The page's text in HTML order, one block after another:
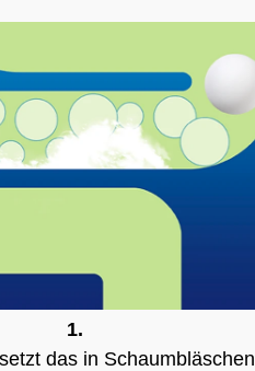
1.
setzt das in Schaum­bläschen